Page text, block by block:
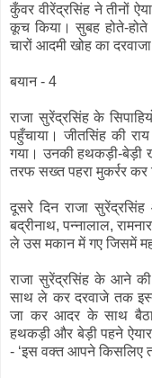
कुँवर वीरेंद्रसिंह ने तीनों
कूच किया। सुबह होते-होते
चारों आदमी खोह का
बयान - 4
राजा सुरेंद्रसिंह के
पहुँचाया। जीतसिंह की
गया। उनकी हथकड़ी-बेड़ी
तरफ सख्त पहरा मुकर्रर कर
दूसरे दिन राजा
बद्रीनाथ, पन्नालाल,
ले उस मकान में गए जिसमें
राजा सुरेंद्रसिंह के आने की
साथ ले कर दरवाजे तक
जा कर आदर के साथ
हथकड़ी और बेड़ी पहने ऐयार
- ‘इस वक्त आपने किसलिए